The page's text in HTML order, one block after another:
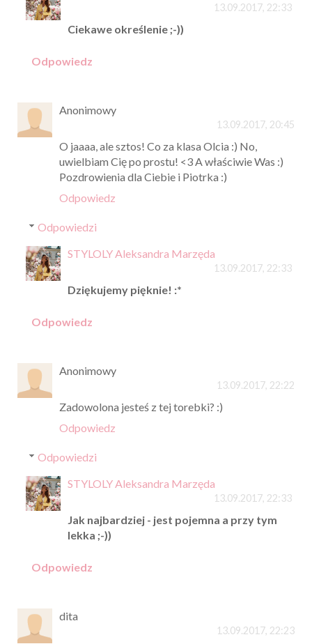
13.09.2017, 22:33
Ciekawe określenie ;-))
Odpowiedz
Anonimowy
13.09.2017, 20:45
O jaaaa, ale sztos! Co za klasa Olcia :) No,
uwielbiam Cię po prostu! <3 A właściwie Was :)
Pozdrowienia dla Ciebie i Piotrka :)
Odpowiedz
Odpowiedzi
STYLOLY Aleksandra Marzęda
13.09.2017, 22:33
Dziękujemy pięknie! :*
Odpowiedz
Anonimowy
13.09.2017, 22:22
Zadowolona jesteś z tej torebki? :)
Odpowiedz
Odpowiedzi
STYLOLY Aleksandra Marzęda
13.09.2017, 22:33
Jak najbardziej - jest pojemna a przy tym
lekka ;-))
Odpowiedz
dita
13.09.2017, 22:23